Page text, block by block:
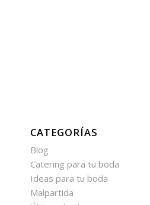
CATEGORÍAS
Blog
Catering para tu boda
Ideas para tu boda
Malpartida